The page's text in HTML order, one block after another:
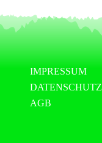
IMPRESSUM
DATENSCHUTZ
AGB